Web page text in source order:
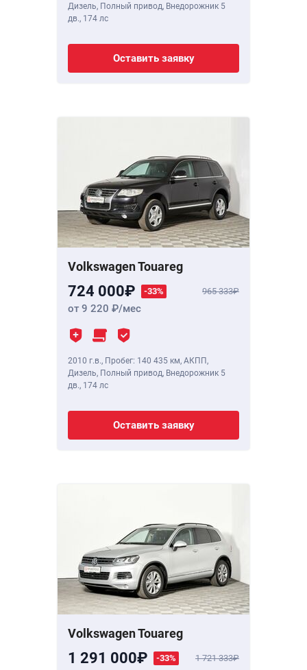
Дизель, Полный привод, Внедорожник 5
дв., 174 лс
Оставить заявку
Volkswagen Touareg
724 000 -33% 965 333
от 9 220 /мес
2010 г.в., Пробег: 140 435 км, АКПП,
Дизель, Полный привод, Внедорожник 5
дв., 174 лс
Оставить заявку
Volkswagen Touareg
1 291 000 -33% 1 721 333